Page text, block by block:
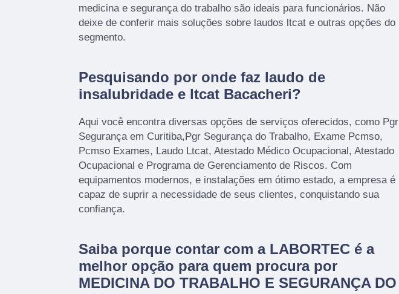
medicina e segurança do trabalho são ideais para funcionários. Não
deixe de conferir mais soluções sobre laudos ltcat e outras opções do
segmento.
Pesquisando por onde faz laudo de
insalubridade e ltcat Bacacheri?
Aqui você encontra diversas opções de serviços oferecidos, como Pgr
Segurança em Curitiba,Pgr Segurança do Trabalho, Exame Pcmso,
Pcmso Exames, Laudo Ltcat, Atestado Médico Ocupacional, Atestado
Ocupacional e Programa de Gerenciamento de Riscos. Com
equipamentos modernos, e instalações em ótimo estado, a empresa é
capaz de suprir a necessidade de seus clientes, conquistando sua
confiança.
Saiba porque contar com a LABORTEC é a
melhor opção para quem procura por
MEDICINA DO TRABALHO E SEGURANÇA DO